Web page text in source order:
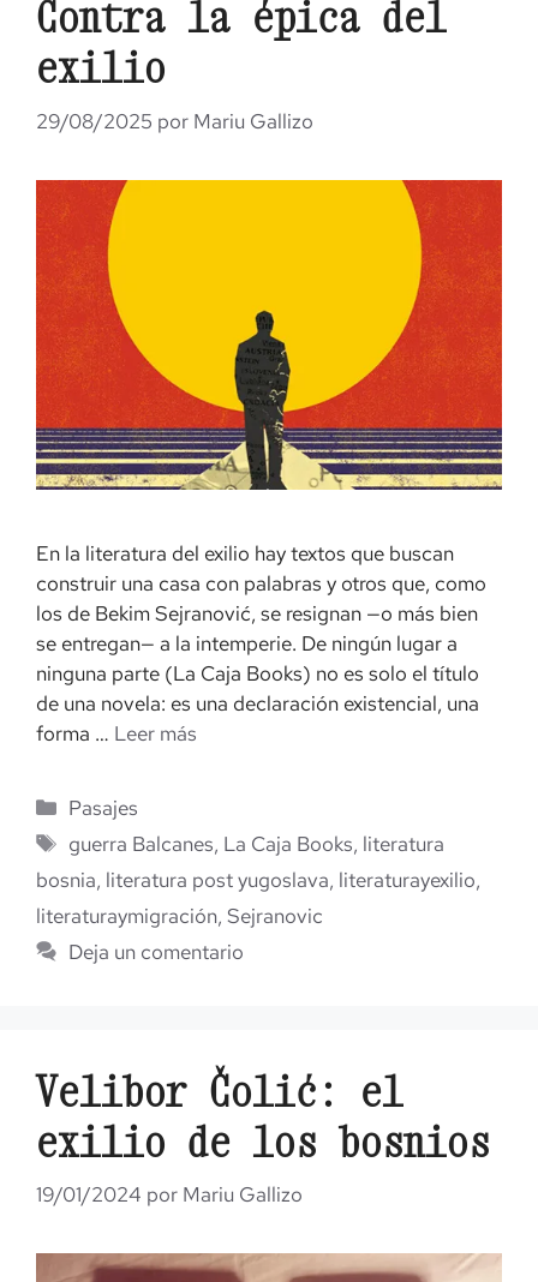
Contra la épica del
exilio
29/08/2025 por Mariu Gallizo
En la literatura del exilio hay textos que buscan
construir una casa con palabras y otros que, como
los de Bekim Sejranović, se resignan —o más bien
se entregan— a la intemperie. De ningún lugar a
ninguna parte (La Caja Books) no es solo el título
de una novela: es una declaración existencial, una
forma … Leer más
Categorías
Pasajes
Etiquetas
guerra Balcanes, La Caja Books, literatura
bosnia, literatura post yugoslava, literaturayexilio,
literaturaymigración, Sejranovic
Deja un comentario
Velibor Čolić: el
exilio de los bosnios
19/01/2024 por Mariu Gallizo